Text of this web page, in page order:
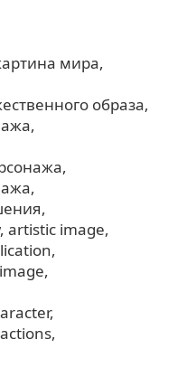
мира
образа
artistic image